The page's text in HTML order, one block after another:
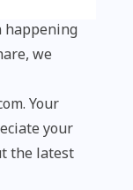
happening
we
Your
your
the latest